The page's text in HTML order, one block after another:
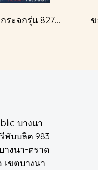
ของแต่งบ้าน กระจกรุ่น 827A สีทองโบราณ
บางนา
พับบลิค 983
งนา-ตราด
เขตบางนา